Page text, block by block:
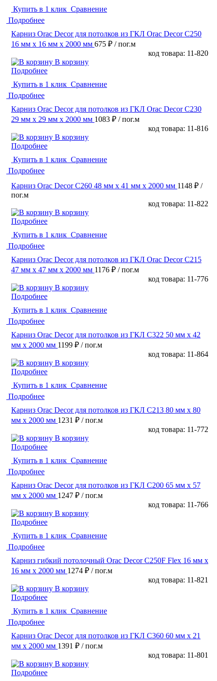
Купить в 1 клик Сравнение
Подробнее
Карниз Orac Decor для потолков из ГКЛ Orac Decor C250
16 мм х 16 мм х 2000 мм 675 ₽ / пог.м
код товара: 11-820
В корзину
Подробнее
Купить в 1 клик Сравнение
Подробнее
Карниз Orac Decor для потолков из ГКЛ Orac Decor C230
29 мм х 29 мм х 2000 мм 1083 ₽ / пог.м
код товара: 11-816
В корзину
Подробнее
Купить в 1 клик Сравнение
Подробнее
Карниз Orac Decor C260 48 мм х 41 мм х 2000 мм 1148 ₽ /
пог.м
код товара: 11-822
В корзину
Подробнее
Купить в 1 клик Сравнение
Подробнее
Карниз Orac Decor для потолков из ГКЛ Orac Decor C215
47 мм х 47 мм х 2000 мм 1176 ₽ / пог.м
код товара: 11-776
В корзину
Подробнее
Купить в 1 клик Сравнение
Подробнее
Карниз Orac Decor для потолков из ГКЛ C322 50 мм х 42
мм х 2000 мм 1199 ₽ / пог.м
код товара: 11-864
В корзину
Подробнее
Купить в 1 клик Сравнение
Подробнее
Карниз Orac Decor для потолков из ГКЛ C213 80 мм х 80
мм х 2000 мм 1231 ₽ / пог.м
код товара: 11-772
В корзину
Подробнее
Купить в 1 клик Сравнение
Подробнее
Карниз Orac Decor для потолков из ГКЛ C200 65 мм х 57
мм х 2000 мм 1247 ₽ / пог.м
код товара: 11-766
В корзину
Подробнее
Купить в 1 клик Сравнение
Подробнее
Карниз гибкий потолочный Orac Decor C250F Flex 16 мм х
16 мм х 2000 мм 1274 ₽ / пог.м
код товара: 11-821
В корзину
Подробнее
Купить в 1 клик Сравнение
Подробнее
Карниз Orac Decor для потолков из ГКЛ C360 60 мм х 21
мм х 2000 мм 1391 ₽ / пог.м
код товара: 11-801
В корзину
Подробнее